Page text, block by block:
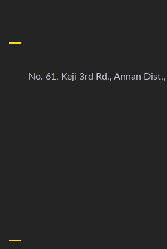
No. 61, Keji 3rd Rd., Annan